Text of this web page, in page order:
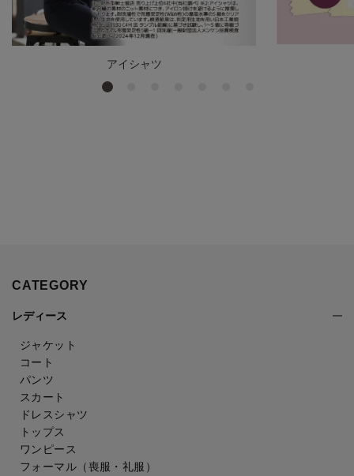
アイシャツ
CATEGORY
レディース
ジャケット
コート
パンツ
スカート
ドレスシャツ
トップス
ワンピース
フォーマル（喪服・礼服）